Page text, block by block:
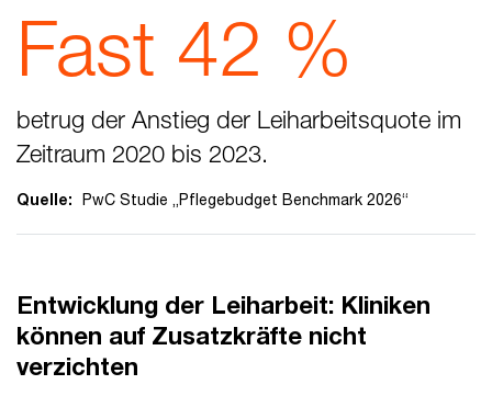
Fast 42 %
betrug der Anstieg der Leiharbeitsquote im
Zeitraum 2020 bis 2023.
Quelle: PwC Studie „Pflegebudget Benchmark 2026“
Entwicklung der Leiharbeit: Kliniken
können auf Zusatzkräfte nicht
verzichten